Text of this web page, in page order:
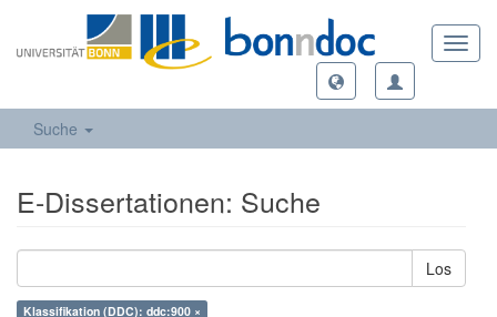
Suche
E-Dissertationen: Suche
Los
Klassifikation (DDC): ddc:900 ×